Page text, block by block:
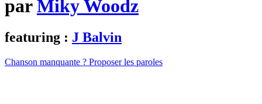
parMiky Woodz
featuring : J Balvin
Chanson manquante ? Proposer les paroles